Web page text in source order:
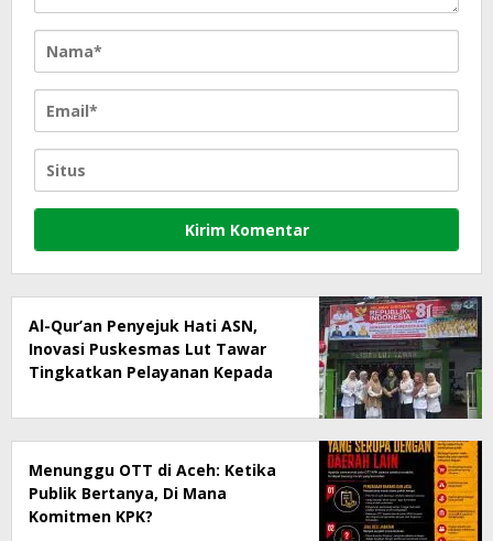
Al-Qur’an Penyejuk Hati ASN,
Inovasi Puskesmas Lut Tawar
Tingkatkan Pelayanan Kepada
Menunggu OTT di Aceh: Ketika
Publik Bertanya, Di Mana
Komitmen KPK?